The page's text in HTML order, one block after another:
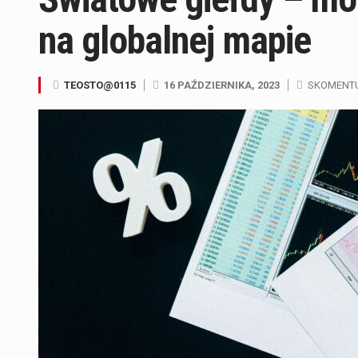
na globalnej mapie
TEOSTO@0115 16 PAŹDZIERNIKA, 2023